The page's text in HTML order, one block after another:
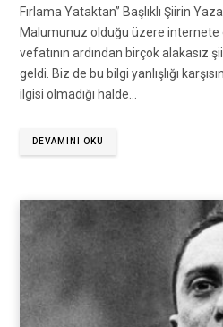
Fırlama Yataktan” Başlıklı Şiirin
Malumunuz olduğu üzere internete
vefatının ardından birçok alakasız
geldi. Biz de bu bilgi yanlışlığı
ilgisi olmadığı halde…
DEVAMINI OKU